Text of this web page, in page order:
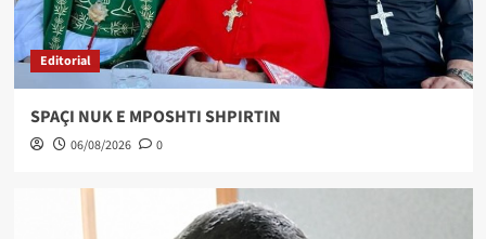
Editorial
SPAÇI NUK E MPOSHTI SHPIRTIN
06/08/2026 0